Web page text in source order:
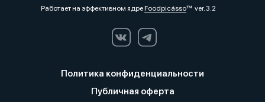
Работает на эффективном ядреFoodpicássover. 3.2
Политика конфиденциальности
Публичная оферта